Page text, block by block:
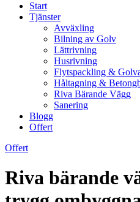
Start
Tjänster
Avväxling
Bilning av Golv
Lättrivning
Husrivning
Flytspackling &
Håltagning &
Riva Bärande Vägg
Sanering
Blogg
Offert
Offert
Riva bärande